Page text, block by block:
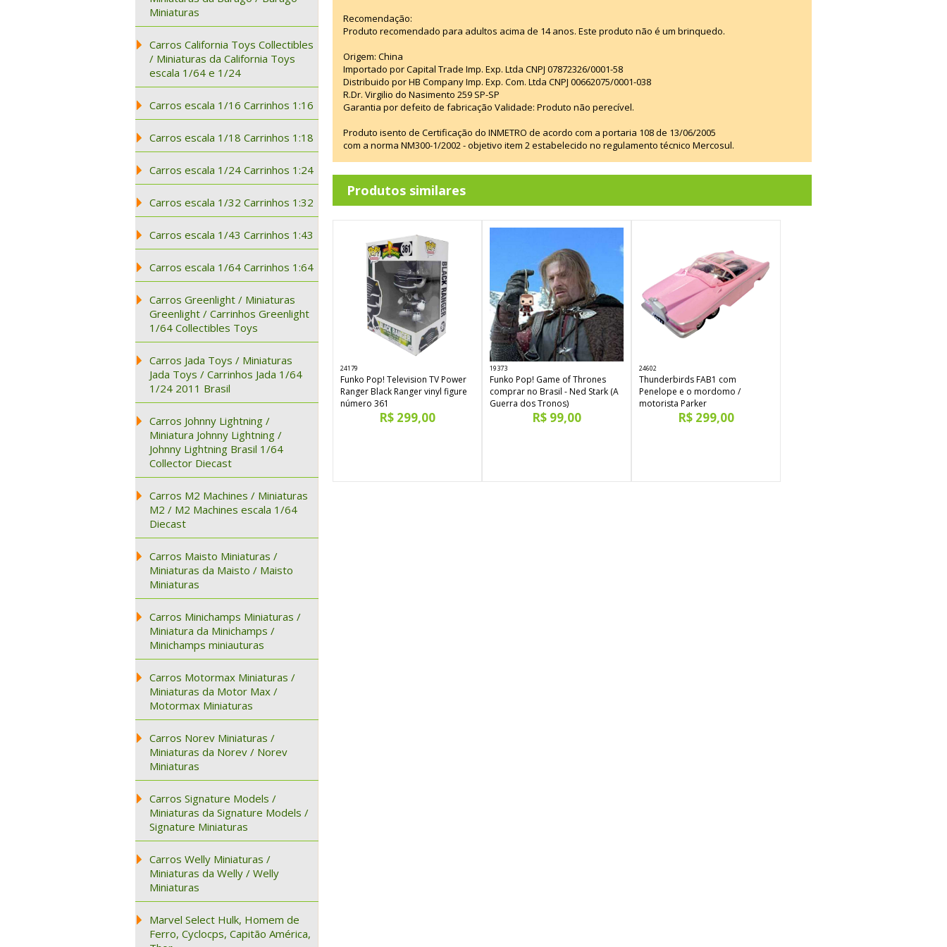
Miniaturas
Carros California Toys Collectibles
/ Miniaturas da California Toys
escala 1/64 e 1/24
Carros escala 1/16 Carrinhos 1:16
Carros escala 1/18 Carrinhos 1:18
Carros escala 1/24 Carrinhos 1:24
Carros escala 1/32 Carrinhos 1:32
Carros escala 1/43 Carrinhos 1:43
Carros escala 1/64 Carrinhos 1:64
Carros Greenlight / Miniaturas
Greenlight / Carrinhos Greenlight
1/64 Collectibles Toys
Carros Jada Toys / Miniaturas
Jada Toys / Carrinhos Jada 1/64
1/24 2011 Brasil
Carros Johnny Lightning /
Miniatura Johnny Lightning /
Johnny Lightning Brasil 1/64
Collector Diecast
Carros M2 Machines / Miniaturas
M2 / M2 Machines escala 1/64
Diecast
Carros Maisto Miniaturas /
Miniaturas da Maisto / Maisto
Miniaturas
Carros Minichamps Miniaturas /
Miniatura da Minichamps /
Minichamps miniauturas
Carros Motormax Miniaturas /
Miniaturas da Motor Max /
Motormax Miniaturas
Carros Norev Miniaturas /
Miniaturas da Norev / Norev
Miniaturas
Carros Signature Models /
Miniaturas da Signature Models /
Signature Miniaturas
Carros Welly Miniaturas /
Miniaturas da Welly / Welly
Miniaturas
Marvel Select Hulk, Homem de
Ferro, Cyclocps, Capitão América,
Recomendação:
Produto recomendado para adultos acima de 14 anos. Este produto não é um brinquedo.
Origem: China
Importado por Capital Trade Imp. Exp. Ltda CNPJ 07872326/0001-58
Distribuido por HB Company Imp. Exp. Com. Ltda CNPJ 00662075/0001-038
R.Dr. Virgilio do Nasimento 259 SP-SP
Garantia por defeito de fabricação Validade: Produto não perecível.
Produto isento de Certificação do INMETRO de acordo com a portaria 108 de 13/06/2005
com a norma NM300-1/2002 - objetivo item 2 estabelecido no regulamento técnico Mercosul.
Produtos similares
24179
Funko Pop! Television TV Power
Ranger Black Ranger vinyl figure
número 361
R$ 299,00
19373
Funko Pop! Game of Thrones
comprar no Brasil - Ned Stark (A
Guerra dos Tronos)
R$ 99,00
24602
Thunderbirds FAB1 com
Penelope e o mordomo /
motorista Parker
R$ 299,00